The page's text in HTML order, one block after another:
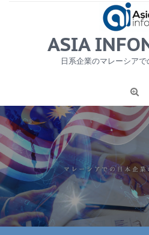
MENU
ニュース
労務サービス
プライバシーポリシー及び著作
お問合せ
ASIA
日系企業のマレーシア